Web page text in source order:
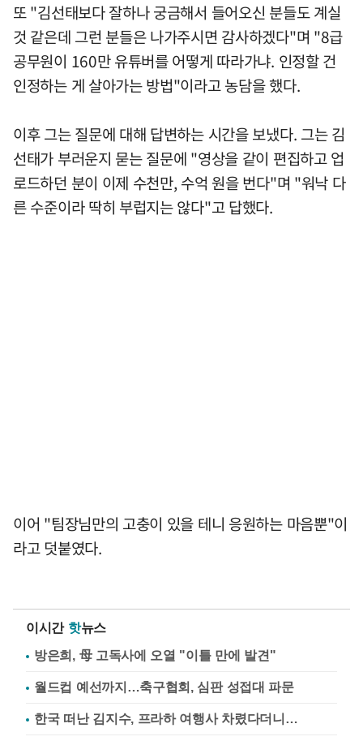
또 "김선태보다 잘하나 궁금해서 들어오신 분들도 계실
것 같은데 그런 분들은 나가주시면 감사하겠다"며 "8급
공무원이 160만 유튜버를 어떻게 따라가냐. 인정할 건
인정하는 게 살아가는 방법"이라고 농담을 했다.
이후 그는 질문에 대해 답변하는 시간을 보냈다. 그는 김
선태가 부러운지 묻는 질문에 "영상을 같이 편집하고 업
로드하던 분이 이제 수천만, 수억 원을 번다"며 "워낙 다
른 수준이라 딱히 부럽지는 않다"고 답했다.
이어 "팀장님만의 고충이 있을 테니 응원하는 마음뿐"이
라고 덧붙였다.
이시간 핫뉴스
방은희, 母 고독사에 오열 "이틀 만에 발견"
월드컵 예선까지…축구협회, 심판 성접대 파문
한국 떠난 김지수, 프라하 여행사 차렸다더니…